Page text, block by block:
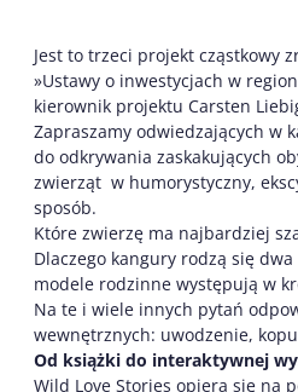
Jest to trzeci projekt cząstkowy
»Ustawy o inwestycjach w
kierownik projektu Carsten
Zapraszamy odwiedzających w
do odkrywania zaskakujących
zwierząt  w humorystyczny,
sposób.
Które zwierzę ma najbardziej
Dlaczego kangury rodzą się dwa
modele rodzinne występują w
Na te i wiele innych pytań
wewnętrznych: uwodzenie,
Od książki do interaktywnej
Wild Love Stories opiera się na